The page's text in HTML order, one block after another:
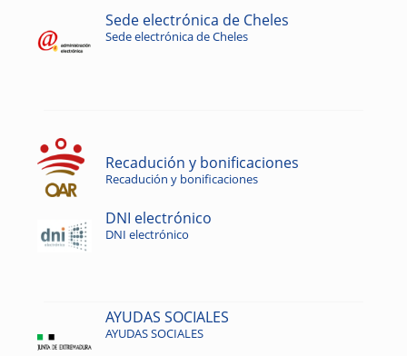
Sede electrónica de Cheles
Sede electrónica de Cheles
Recadución y bonificaciones
Recadución y bonificaciones
DNI electrónico
DNI electrónico
AYUDAS SOCIALES
AYUDAS SOCIALES